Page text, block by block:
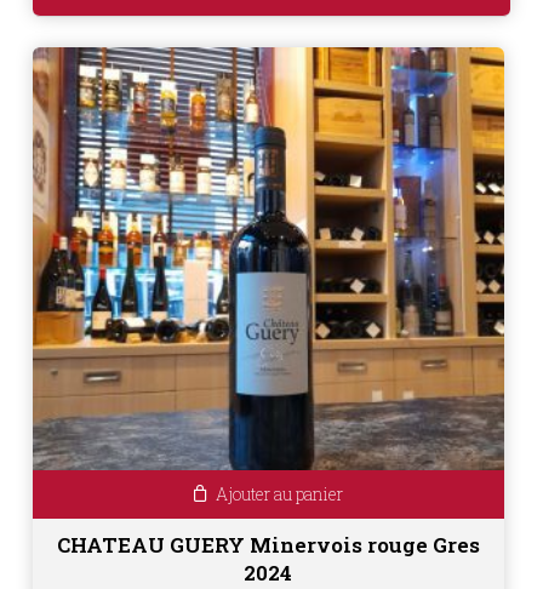
Ajouter au panier
CHATEAU GUERY Minervois rouge Gres
2024